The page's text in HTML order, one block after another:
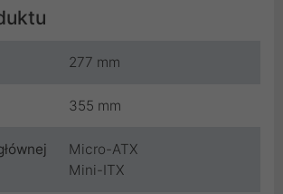
277 mm
355 mm
Micro-ATX
Mini-ITX